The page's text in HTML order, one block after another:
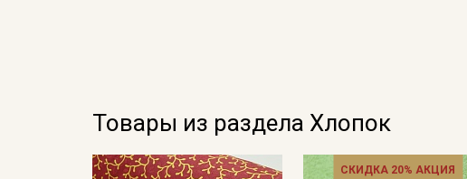
Товары из раздела Хлопок
СКИДКА 20% АКЦИЯ